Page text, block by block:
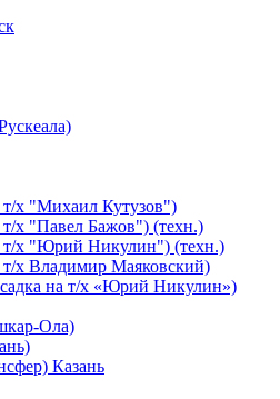
т/х "Михаил Кутузов")
х "Павел Бажов") (техн.)
т/х "Юрий Никулин") (техн.)
х Владимир Маяковский)
на т/х «Юрий Никулин»)
Ола)
Казань